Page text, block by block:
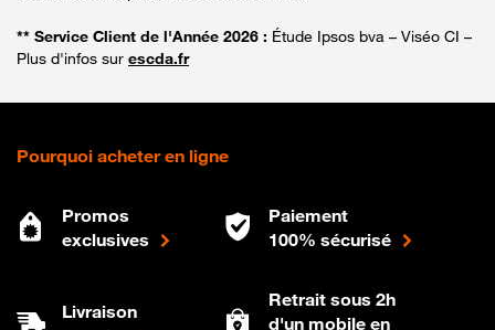
** Service Client de l'Année 2026 : Étude Ipsos bva – Viséo CI –
Plus d'infos sur escda.fr
Pourquoi acheter en ligne
Promos
exclusives
Paiement
100% sécurisé
Livraison
Retrait sous 2h
d'un mobile en